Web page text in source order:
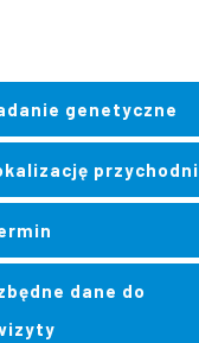
genetyczne
przychodni
dane do